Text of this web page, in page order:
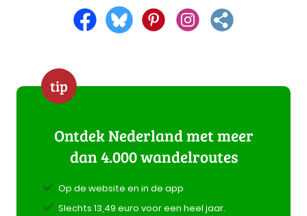
tip
Ontdek Nederland met meer
dan 4.000 wandelroutes
Op de website en in de app
Slechts 13,49 euro voor een heel jaar.